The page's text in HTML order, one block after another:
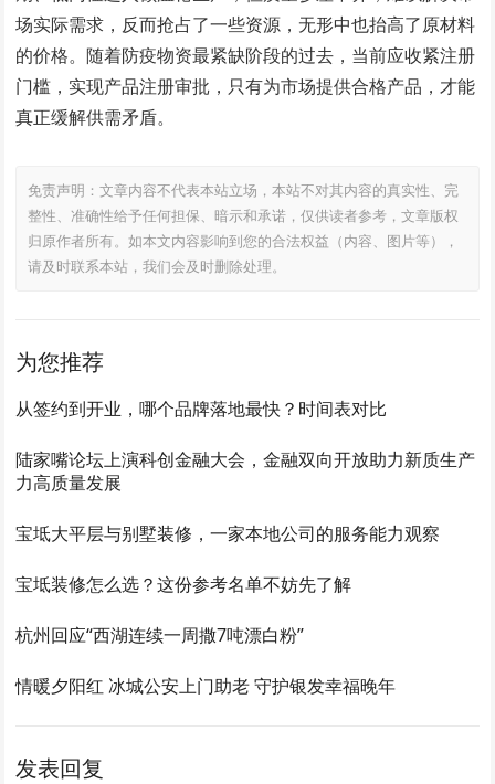
场实际需求，反而抢占了一些资源，无形中也抬高了原材料
的价格。随着防疫物资最紧缺阶段的过去，当前应收紧注册
门槛，实现产品注册审批，只有为市场提供合格产品，才能
真正缓解供需矛盾。
免责声明：文章内容不代表本站立场，本站不对其内容的真实性、完
整性、准确性给予任何担保、暗示和承诺，仅供读者参考，文章版权
归原作者所有。如本文内容影响到您的合法权益（内容、图片等），
请及时联系本站，我们会及时删除处理。
为您推荐
从签约到开业，哪个品牌落地最快？时间表对比
陆家嘴论坛上演科创金融大会，金融双向开放助力新质生产
力高质量发展
宝坻大平层与别墅装修，一家本地公司的服务能力观察
宝坻装修怎么选？这份参考名单不妨先了解
杭州回应“西湖连续一周撒7吨漂白粉”
情暖夕阳红 冰城公安上门助老 守护银发幸福晚年
发表回复